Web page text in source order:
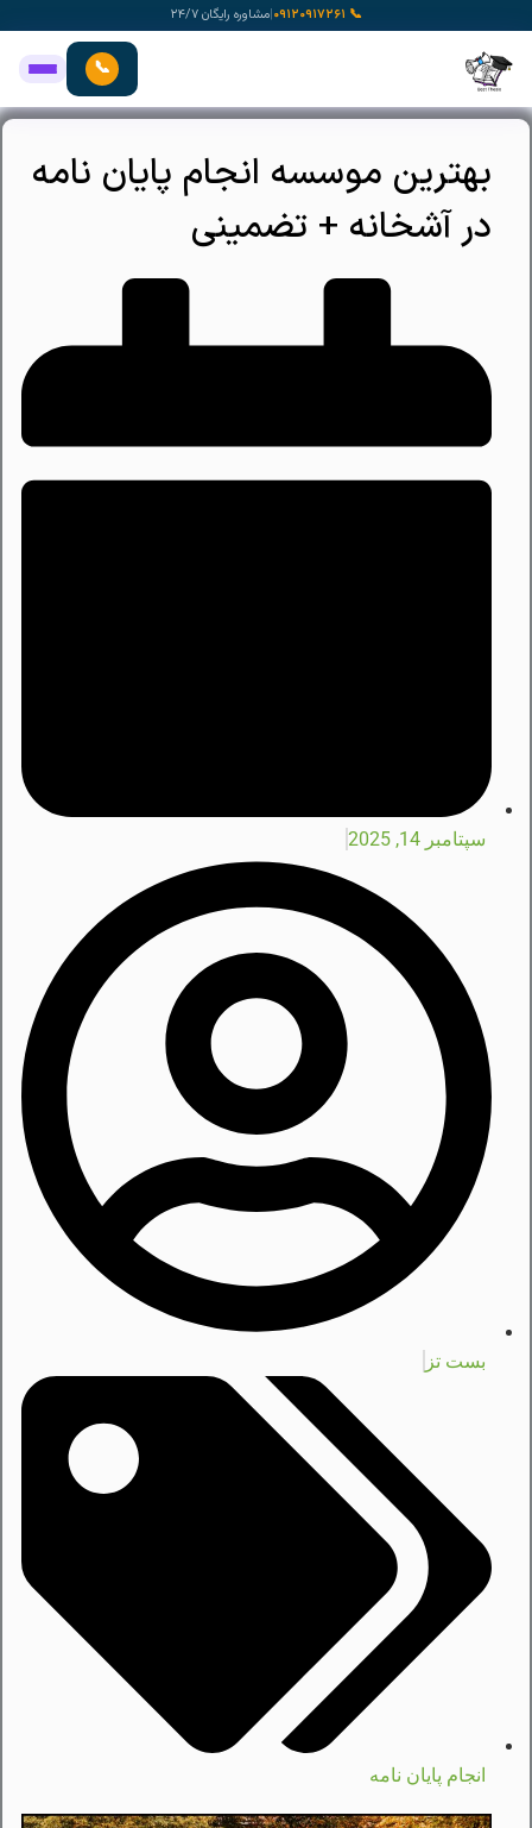
به
محتوا
📞 ۰۹۱۲۰۹۱۷۲۶۱ |مشاوره رایگان ۲۴/۷
📞
بهترین موسسه انجام پایان نامه
در آشخانه + تضمینی
سپتامبر 14, 2025
بست تز
انجام پایان نامه